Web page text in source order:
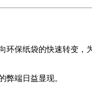
保纸袋的快速转变，
弊端日益显现。